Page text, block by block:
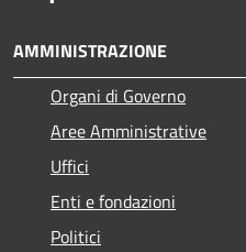
AMMINISTRAZIONE
Organi di Governo
Aree Amministrative
Uffici
Enti e fondazioni
Politici